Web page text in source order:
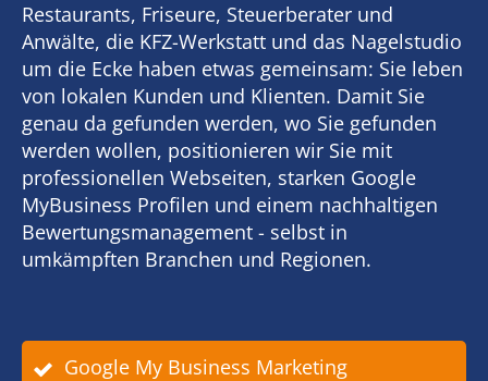
Restaurants, Friseure, Steuerberater und
Anwälte, die KFZ-Werkstatt und das Nagelstudio
um die Ecke haben etwas gemeinsam: Sie leben
von lokalen Kunden und Klienten. Damit Sie
genau da gefunden werden, wo Sie gefunden
werden wollen, positionieren wir Sie mit
professionellen Webseiten, starken Google
MyBusiness Profilen und einem nachhaltigen
Bewertungsmanagement - selbst in
umkämpften Branchen und Regionen.
Google My Business Marketing